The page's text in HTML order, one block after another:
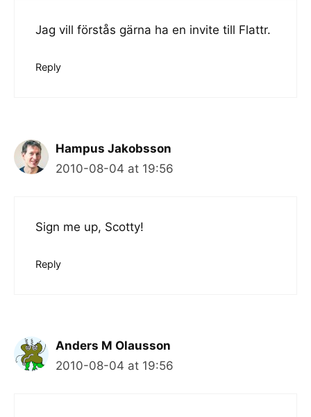
Jag vill förstås gärna ha en invite till Flattr.
Reply
Hampus Jakobsson
2010-08-04 at 19:56
Sign me up, Scotty!
Reply
Anders M Olausson
2010-08-04 at 19:56